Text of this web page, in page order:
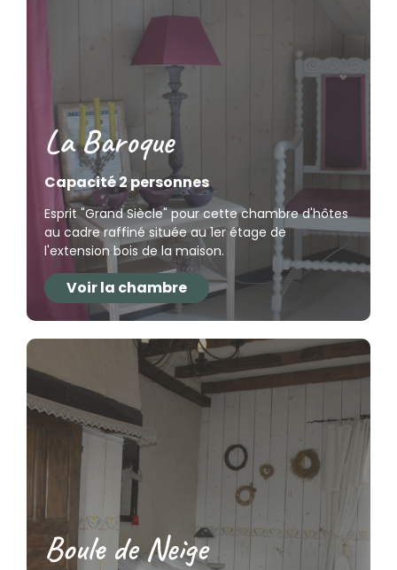
La Baroque
Capacité 2 personnes
Esprit "Grand Siècle" pour cette chambre d'hôtes
au cadre raffiné située au 1er étage de
l'extension bois de la maison.
Voir la chambre
Boule de Neige